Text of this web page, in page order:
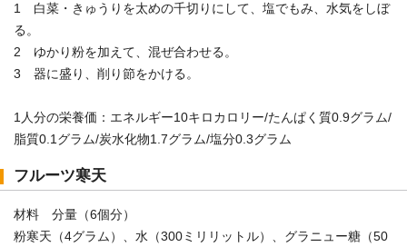
1 白菜・きゅうりを太めの千切りにして、塩でもみ、水気をしぼ
る。
2 ゆかり粉を加えて、混ぜ合わせる。
3 器に盛り、削り節をかける。
1人分の栄養価：エネルギー10キロカロリー/たんぱく質0.9グラム/
脂質0.1グラム/炭水化物1.7グラム/塩分0.3グラム
フルーツ寒天
材料 分量（6個分）
粉寒天（4グラム）、水（300ミリリットル）、グラニュー糖（50